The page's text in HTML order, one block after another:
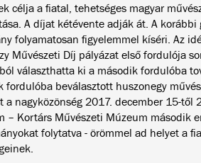
célja a fiatal, tehetséges magyar
A díjat kétévente adják át. A
folyamatosan figyelemmel kíséri. Az
Művészeti Díj pályázat első fordulója
választhatta ki a második fordulóba
fordulóba beválasztott huszonegy
a nagyközönség 2017. december 15-
– Kortárs Művészeti Múzeum második
folytatva - örömmel ad helyet a